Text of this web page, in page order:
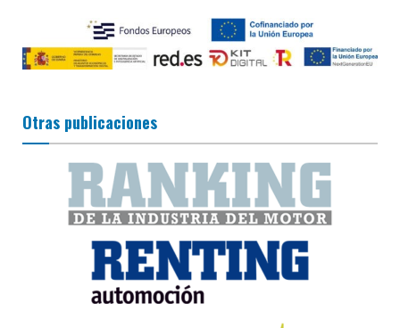
Otras publicaciones